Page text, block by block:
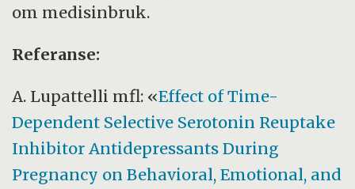
om medisinbruk.
Referanse:
A. Lupattelli mfl: «Effect of Time-
Dependent Selective Serotonin Reuptake
Inhibitor Antidepressants During
Pregnancy on Behavioral, Emotional, and